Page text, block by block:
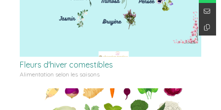
Fleurs d'hiver comestibles
Alimentation selon les saisons